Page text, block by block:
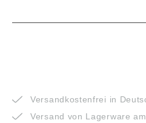
Versandkostenfrei in
Versand von Lagerware